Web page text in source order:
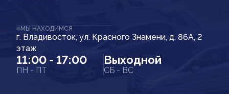
МЫ НАХОДИМСЯ
г. Владивосток, ул. Красного Знамени, д. 86А, 2
этаж
11:00 - 17:00
ПН - ПТ
Выходной
СБ - ВС